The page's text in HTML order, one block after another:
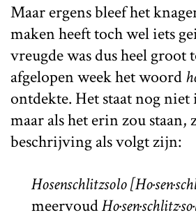
Maar ergens bleef het
maken heeft toch wel iets
vreugde was dus heel groot
afgelopen week het woord
ontdekte. Het staat nog niet
maar als het erin zou staan,
beschrijving als volgt zijn:
Hosenschlitzsolo [
meervoud